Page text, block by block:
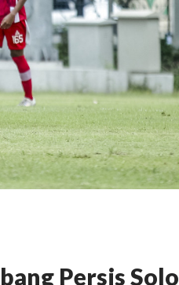
Persis Solo